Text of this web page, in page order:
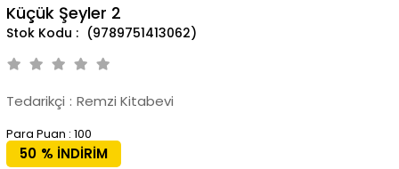
Küçük Şeyler 2
(9789751413062)
Tedarikçi : Remzi Kitabevi
Para Puan : 100
%
50
İNDIRIM